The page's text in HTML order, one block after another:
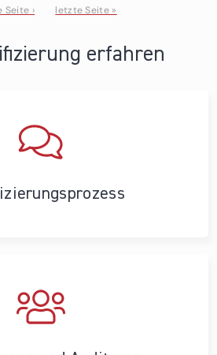
Seite ›
letzte Seite »
erfahren